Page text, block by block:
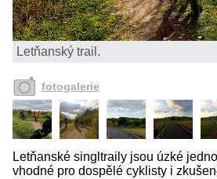
Letňanský trail.
fotogalerie
Letňanské singltraily jsou úzké
vhodné pro dospělé cyklisty i